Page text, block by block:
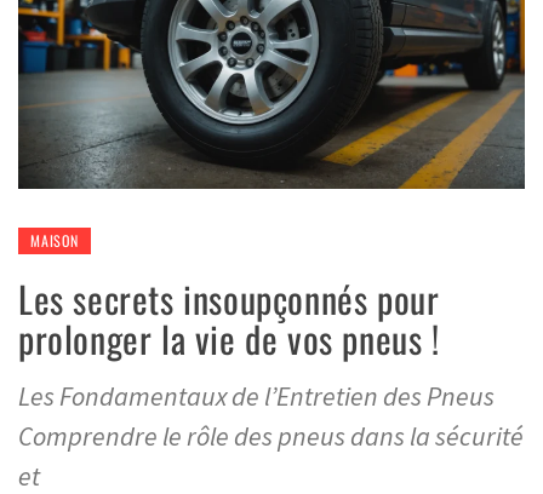
MAISON
Les secrets insoupçonnés pour
prolonger la vie de vos pneus !
Les Fondamentaux de l’Entretien des Pneus
Comprendre le rôle des pneus dans la sécurité
et